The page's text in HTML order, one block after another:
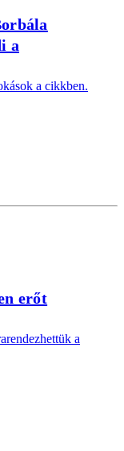
a
a cikkben.
erőt
a